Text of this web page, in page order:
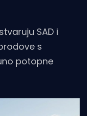
SAD i
s
potopne